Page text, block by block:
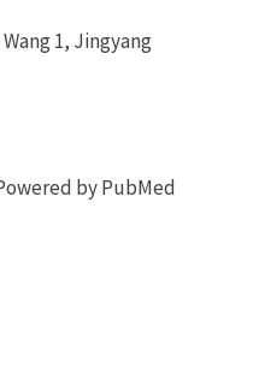
1, Jingyang
by PubMed